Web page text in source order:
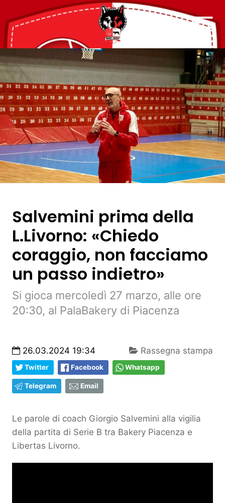
Salvemini prima della
L.Livorno: «Chiedo
coraggio, non facciamo
un passo indietro»
Si gioca mercoledì 27 marzo, alle ore
20:30, al PalaBakery di Piacenza
26.03.2024 19:34 Rassegna stampa
Twitter Facebook Whatsapp
Telegram Email
Le parole di coach Giorgio Salvemini alla vigilia
della partita di Serie B tra Bakery Piacenza e
Libertas Livorno.